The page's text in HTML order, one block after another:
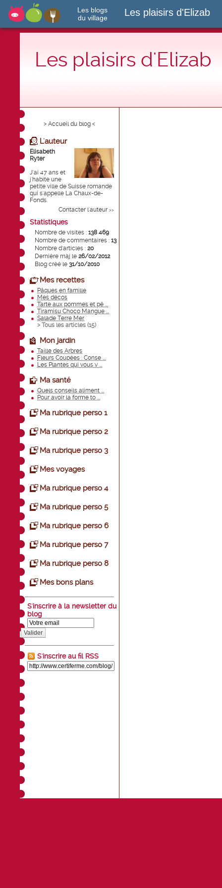
Les blogs
du village
Les plaisirs d'Elizab
Les plaisirs d'Elizab
> Accueil du blog <
L'auteur
Elisabeth
Ryter
J'ai 47 ans et
j'habite une
petite ville de Suisse romande
qui s'appelle La Chaux-de-
Fonds.
Contacter l'auteur >>
Statistiques
Nombre de visites : 138 469
Nombre de commentaires : 13
Nombre d'articles : 20
Dernière màj le 26/02/2012
Blog créé le 31/10/2010
Mes recettes
Pâques en famille
Mes décos
Tarte aux pommes et pê ...
Tiramisu Choco Mangue ...
Salade Terre Mer
> Tous les articles (15)
Mon jardin
Taille des Arbres
Fleurs Coupées : Conse ...
Les Plantes qui vous v ...
Ma santé
Quels conseils aliment ...
Pour avoir la forme to ...
Ma rubrique perso 1
Ma rubrique perso 2
Ma rubrique perso 3
Mes voyages
Ma rubrique perso 4
Ma rubrique perso 5
Ma rubrique perso 6
Ma rubrique perso 7
Ma rubrique perso 8
Mes bons plans
S'inscrire à la newsletter du
blog
Valider
S'inscrire au fil RSS